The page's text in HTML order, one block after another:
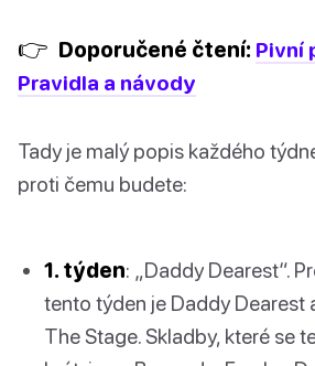
👉 Doporučené čtení: Pivní
Pravidla a návody
Tady je malý popis každého
proti čemu budete:
1. týden: „Daddy Dearest“.
tento týden je Daddy Dearest
The Stage. Skladby, které se